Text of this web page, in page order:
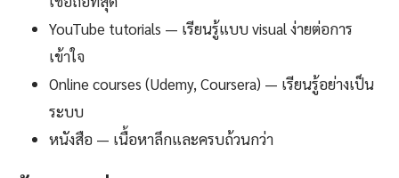
YouTube tutorials — เรียนรู้แบบ visual ง่ายต่อการ
เข้าใจ
Online courses (Udemy, Coursera) — เรียนรู้อย่างเป็น
ระบบ
หนังสือ — เนื้อหาลึกและครบถ้วนกว่า